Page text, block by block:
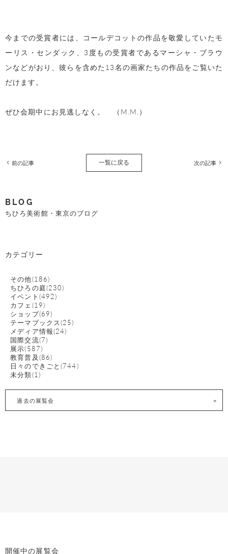
今までの受賞者には、コールデコットの作品を敬愛していたモ
ーリス・センダック、 3 度もの受賞者であるマーシャ・ブラウ
ンなどがおり、彼らを含めた 13名の画家たちの作品をご覧いた
だけます。
ぜひ会期中にお見逃しなく。 （ M.M.）
前の記事 一覧に戻る 次の記事
BLOG
ちひろ美術館・東京のブログ
カテゴリー
その他(186)
ちひろの庭(230)
イベント(492)
カフェ(19)
ショップ(69)
テーマブックス(25)
メディア情報(24)
国際交流(7)
展示(587)
教育普及(86)
日々のできごと(744)
未分類(1)
過去の展覧会
開催中の展覧会